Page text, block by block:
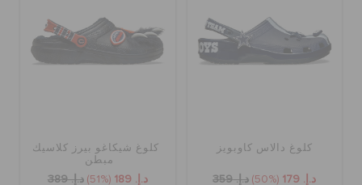
كلوغ دالاس كاوبويز
د.إ. 179 (50%) د.إ. 359
كلوغ شيكاغو بيرز كلاسيك
مبطن
د.إ. 189 (51%) د.إ. 389